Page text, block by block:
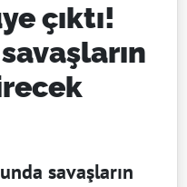
çıktı!
savaşların